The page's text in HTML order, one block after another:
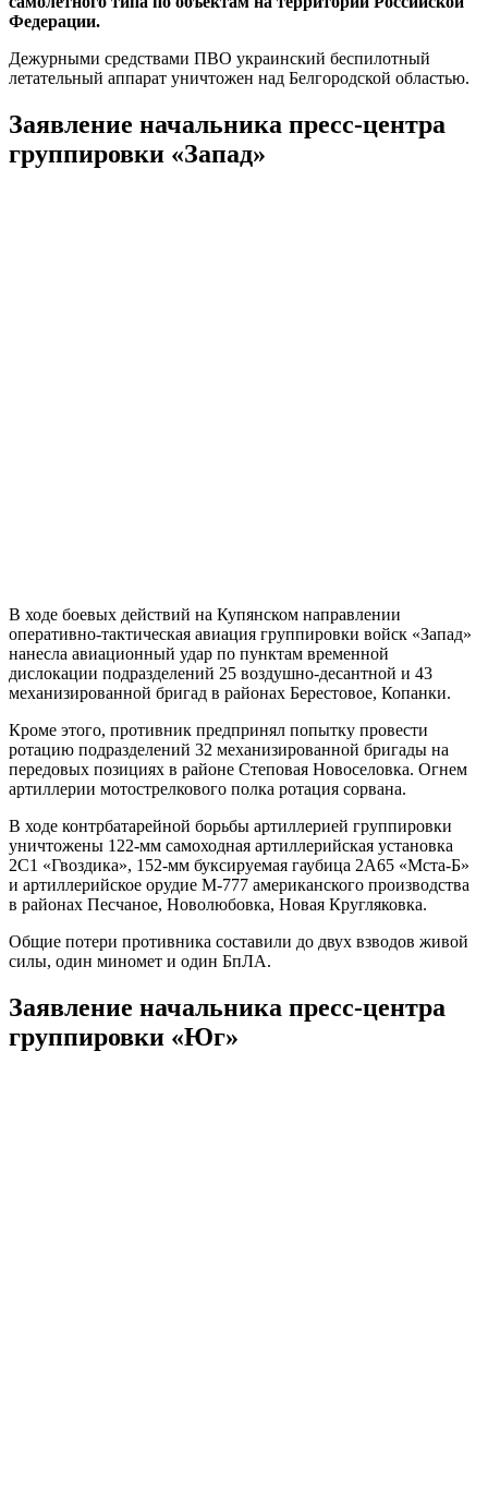
Федерации.
Дежурными средствами ПВО украинский беспилотный
летательный аппарат уничтожен над Белгородской областью.
Заявление начальника пресс-центра
группировки «Запад»
В ходе боевых действий на Купянском направлении
оперативно-тактическая авиация группировки войск «Запад»
нанесла авиационный удар по пунктам временной
дислокации подразделений 25 воздушно-десантной и 43
механизированной бригад в районах Берестовое, Копанки.
Кроме этого, противник предпринял попытку провести
ротацию подразделений 32 механизированной бригады на
передовых позициях в районе Степовая Новоселовка. Огнем
артиллерии мотострелкового полка ротация сорвана.
В ходе контрбатарейной борьбы артиллерией группировки
уничтожены 122-мм самоходная артиллерийская установка
2С1 «Гвоздика», 152-мм буксируемая гаубица 2А65 «Мста-Б»
и артиллерийское орудие М-777 американского производства
в районах Песчаное, Новолюбовка, Новая Кругляковка.
Общие потери противника составили до двух взводов живой
силы, один миномет и один БпЛА.
Заявление начальника пресс-центра
группировки «Юг»